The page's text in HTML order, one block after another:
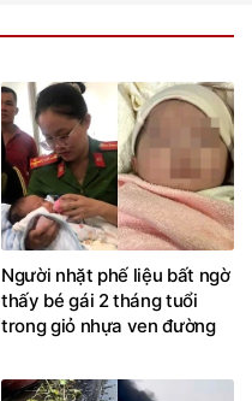
Người nhặt phế liệu bất ngờ
thấy bé gái 2 tháng tuổi
trong giỏ nhựa ven đường